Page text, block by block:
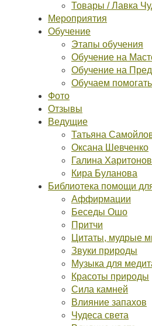
Товары / Лавка
Мероприятия
Обучение
Этапы обучения
Обучение на
Обучение на
Обучаем помогать
Фото
Отзывы
Ведущие
Татьяна
Оксана Шевченко
Галина
Кира Буланова
Библиотека помощи
Аффирмации
Беседы Ошо
Притчи
Цитаты, мудрые
Звуки природы
Музыка для
Красоты природы
Сила камней
Влияние запахов
Чудеса света